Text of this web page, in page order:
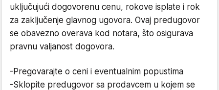
uključujući dogovorenu cenu, rokove isplate i rok
za zaključenje glavnog ugovora. Ovaj predugovor
se obavezno overava kod notara, što osigurava
pravnu valjanost dogovora.
-Pregovarajte o ceni i eventualnim popustima
-Sklopite predugovor sa prodavcem u kojem se